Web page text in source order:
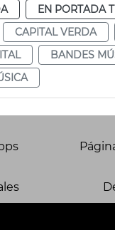
EN PORTADA
CAPITAL VERDA
BANDES